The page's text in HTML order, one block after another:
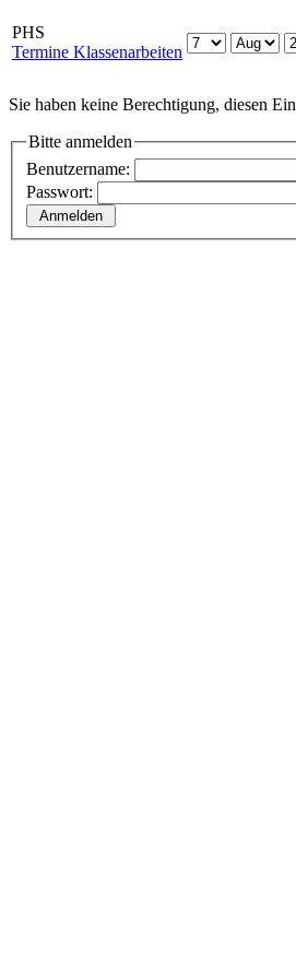
PHS
Termine Klassenarbeiten
Sie haben keine Berechtigung, diesen
Bitte anmelden
Benutzername:
Passwort: